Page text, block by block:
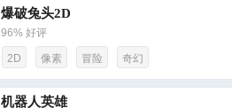
爆破兔头2D
96% 好评
2D 像素 冒险 奇幻
机器人英雄